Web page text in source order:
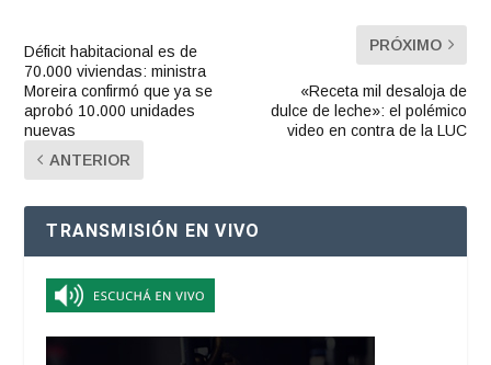
Déficit habitacional es de
70.000 viviendas: ministra
Moreira confirmó que ya se
aprobó 10.000 unidades
nuevas
ANTERIOR
PRÓXIMO
«Receta mil desaloja de
dulce de leche»: el polémico
video en contra de la LUC
TRANSMISIÓN EN VIVO